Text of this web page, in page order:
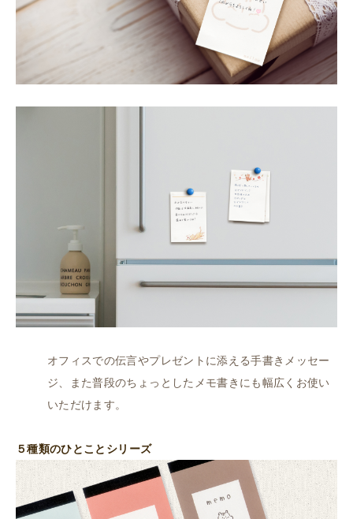
オフィスでの伝言やプレゼントに添える手書きメッセー
ジ、また普段のちょっとしたメモ書きにも幅広くお使い
いただけます。
５種類のひとことシリーズ